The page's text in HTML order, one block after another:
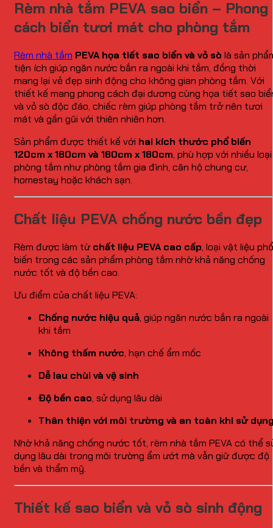
Rèm nhà tắm PEVA sao biển – Phong
cách biển tươi mát cho phòng tắm
Rèm nhà tắm PEVA họa tiết sao biển và vỏ sò là sản
tiện ích giúp ngăn nước bắn ra ngoài khi tắm, đồng thời
mang lại vẻ đẹp sinh động cho không gian phòng tắm. Với
thiết kế mang phong cách đại dương cùng họa tiết sao
và vỏ sò độc đáo, chiếc rèm giúp phòng tắm trở nên tươi
mát và gần gũi với thiên nhiên hơn.
Sản phẩm được thiết kế với hai kích thước phổ biến
120cm x 180cm và 180cm x 180cm, phù hợp với nhiều loại
phòng tắm như phòng tắm gia đình, căn hộ chung cư,
homestay hoặc khách sạn.
Chất liệu PEVA chống nước bền đẹp
Rèm được làm từchất liệu PEVA cao cấp, loại vật liệu phổ
biến trong các sản phẩm phòng tắm nhờ khả năng chống
nước tốt và độ bền cao.
Ưu điểm của chất liệu PEVA:
Chống nước hiệu quả, giúp ngăn nước bắn ra ngoài
khi tắm
Không thấm nước, hạn chế ẩm mốc
Dễ lau chùi và vệ sinh
Độ bền cao, sử dụng lâu dài
Thân thiện với môi trường và an toàn khi sử
Nhờ khả năng chống nước tốt, rèm nhà tắm PEVA có thể
dụng lâu dài trong môi trường ẩm ướt mà vẫn giữ được độ
bền và thẩm mỹ.
Thiết kế sao biển và vỏ sò sinh động